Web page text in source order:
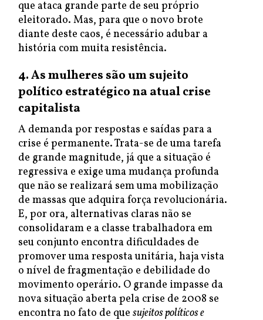
que ataca grande parte de seu próprio
eleitorado. Mas, para que o novo brote
diante deste caos, é necessário adubar a
história com muita resistência.
4. As mulheres são um sujeito
político estratégico na atual crise
capitalista
A demanda por respostas e saídas para a
crise é permanente. Trata-se de uma tarefa
de grande magnitude, já que a situação é
regressiva e exige uma mudança profunda
que não se realizará sem uma mobilização
de massas que adquira força revolucionária.
E, por ora, alternativas claras não se
consolidaram e a classe trabalhadora em
seu conjunto encontra dificuldades de
promover uma resposta unitária, haja vista
o nível de fragmentação e debilidade do
movimento operário. O grande impasse da
nova situação aberta pela crise de 2008 se
encontra no fato de que sujeitos políticos e